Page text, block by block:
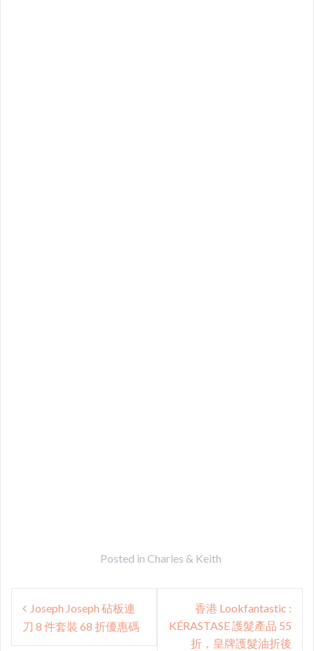
Posted in Charles & Keith
Post
navigation
Joseph Joseph 砧板連
刀 8 件套裝 68 折優惠碼
香港 Lookfantastic :
KÉRASTASE 護髮產品 55
折，皇牌護髮油折後